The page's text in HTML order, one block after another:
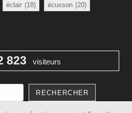
éclair (18) écusson (20)
823 visiteurs
RECHERCHER